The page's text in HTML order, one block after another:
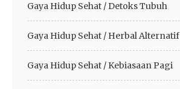
Gaya Hidup Sehat / Detoks Tubuh
Gaya Hidup Sehat / Herbal Alternatif
Gaya Hidup Sehat / Kebiasaan Pagi